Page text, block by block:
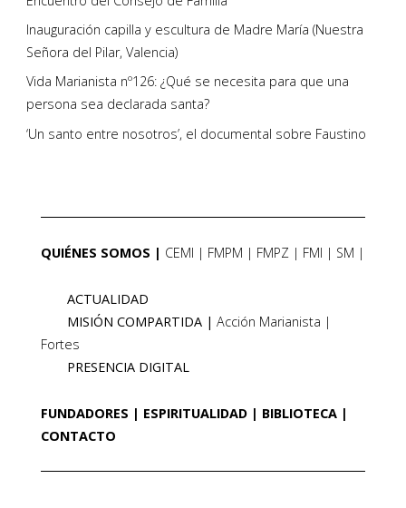
Inauguración capilla y escultura de Madre María (Nuestra
Señora del Pilar, Valencia)
Vida Marianista nº126: ¿Qué se necesita para que una
persona sea declarada santa?
‘Un santo entre nosotros’, el documental sobre Faustino
QUIÉNES SOMOS CEMI FMPM FMPZ FMI SM
ACTUALIDAD
MISIÓN COMPARTIDA
Acción Marianista
Fortes
PRESENCIA DIGITAL
FUNDADORES ESPIRITUALIDAD
BIBLIOTECA
CONTACTO